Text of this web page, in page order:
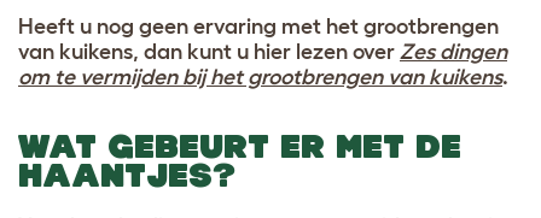
Heeft u nog geen ervaring met het grootbrengen
van kuikens, dan kunt u hier lezen over Zes dingen
om te vermijden bij het grootbrengen van kuikens.
WAT GEBEURT ER MET DE
HAANTJES?